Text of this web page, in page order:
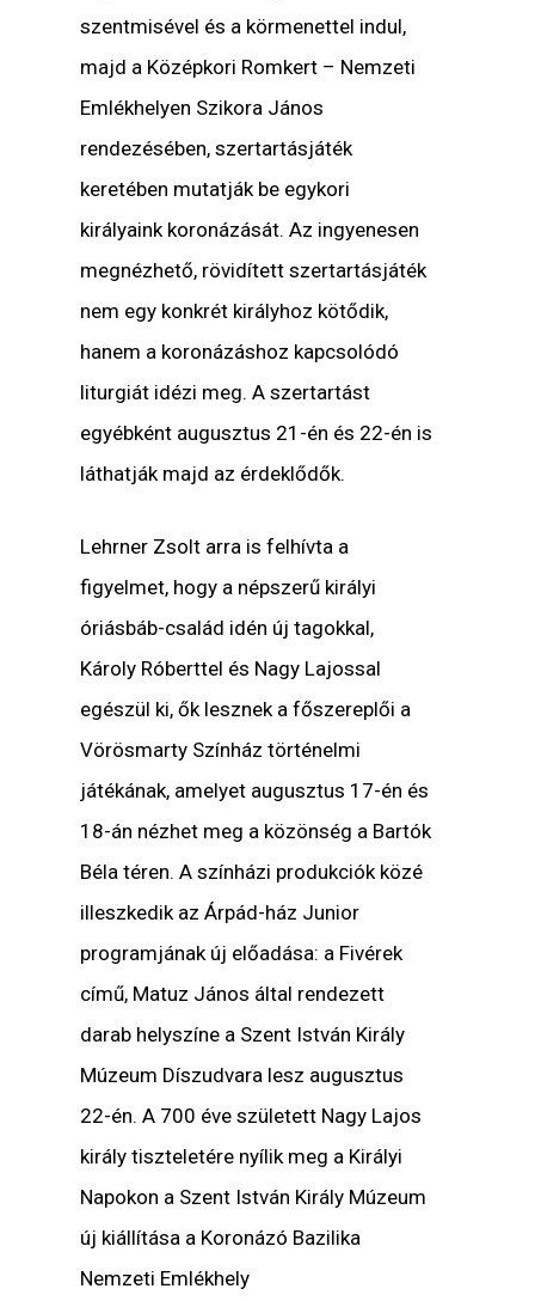
szentmisével és a körmenettel indul,
majd a Középkori Romkert – Nemzeti
Emlékhelyen Szikora János
rendezésében, szertartásjáték
keretében mutatják be egykori
királyaink koronázását. Az ingyenesen
megnézhető, rövidített szertartásjáték
nem egy konkrét királyhoz kötődik,
hanem a koronázáshoz kapcsolódó
liturgiát idézi meg. A szertartást
egyébként augusztus 21-én és 22-én is
láthatják majd az érdeklődők.
Lehrner Zsolt arra is felhívta a
figyelmet, hogy a népszerű királyi
óriásbáb-család idén új tagokkal,
Károly Róberttel és Nagy Lajossal
egészül ki, ők lesznek a főszereplői a
Vörösmarty Színház történelmi
játékának, amelyet augusztus 17-én és
18-án nézhet meg a közönség a Bartók
Béla téren. A színházi produkciók közé
illeszkedik az Árpád-ház Junior
programjának új előadása: a Fivérek
című, Matuz János által rendezett
darab helyszíne a Szent István Király
Múzeum Díszudvara lesz augusztus
22-én. A 700 éve született Nagy Lajos
király tiszteletére nyílik meg a Királyi
Napokon a Szent István Király Múzeum
új kiállítása a Koronázó Bazilika
Nemzeti Emlékhely